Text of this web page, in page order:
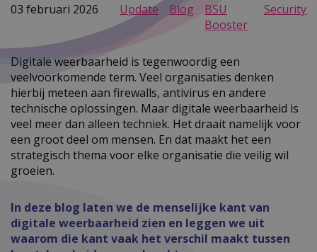
03 februari 2026 Update Blog
BSU
Booster
Security
Digitale weerbaarheid is tegenwoordig een
veelvoorkomende term. Veel organisaties denken
hierbij meteen aan firewalls, antivirus en andere
technische oplossingen. Maar digitale weerbaarheid is
veel meer dan alleen techniek. Het draait namelijk voor
een groot deel om mensen. En dat maakt het een
strategisch thema voor elke organisatie die veilig wil
groeien.
In deze blog laten we de menselijke kant van
digitale weerbaarheid zien en leggen we uit
waarom die kant vaak het verschil maakt tussen